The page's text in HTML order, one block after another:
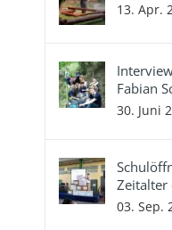
13. Apr.
Fabian
30. Juni
Zeitalter
03. Sep.